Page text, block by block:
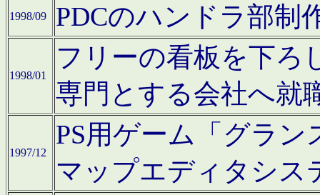
1998/09 PDCのハンドラ部制
1998/01
フリーの看板を下ろ
専門とする会社へ就
1997/12
PS用ゲーム「グラン
マップエディタシス